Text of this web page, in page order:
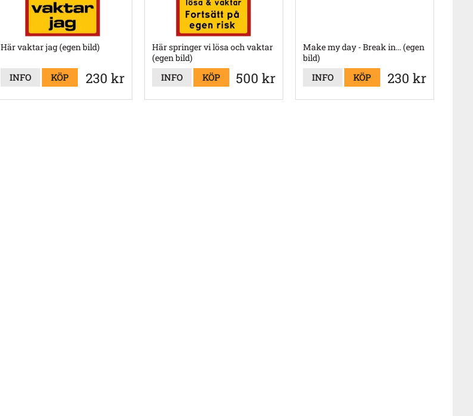
Här vaktar jag (egen bild)
230 kr
INFO KÖP
Här springer vi lösa och vaktar
(egen bild)
500 kr
INFO KÖP
Make my day - Break in... (egen
bild)
230 kr
INFO KÖP